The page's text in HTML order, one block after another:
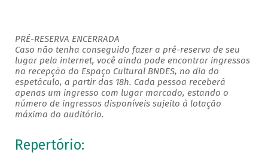
PRÉ-RESERVA ENCERRADA
Caso não tenha conseguido fazer a pré-reserva de seu
lugar pela internet, você ainda pode encontrar ingressos
na recepção do Espaço Cultural BNDES, no dia do
espetáculo, a partir das 18h. Cada pessoa receberá
apenas um ingresso com lugar marcado, estando o
número de ingressos disponíveis sujeito à lotação
máxima do auditório.
Repertório: